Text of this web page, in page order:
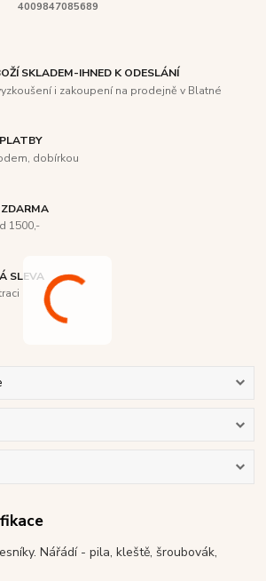
4009847085689
SKLADEM-IHNED K ODESLÁNÍ
i zakoupení na prodejně v Blatné
dobírkou
1500,-
SLEVA
Nářádí - pila, kleště, šroubovák,